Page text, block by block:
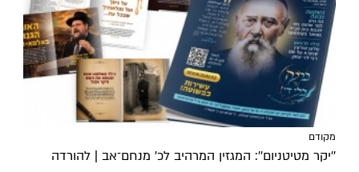
מקודם
''יקר מטיטניום'': המגזין המרהיב לכ’ מנחם־אב | להורדה